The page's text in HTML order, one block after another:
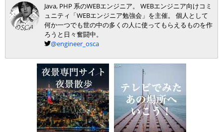
Java, PHP 系のWEBエンジニア。 WEBエンジニア向けコミ
ュニティ「WEBエンジニア勉強会」を主催。 個人として
何か一つでも世の中の多くの人に使ってもらえるものを作
ろうと日々奮闘中。
@engineer_osca